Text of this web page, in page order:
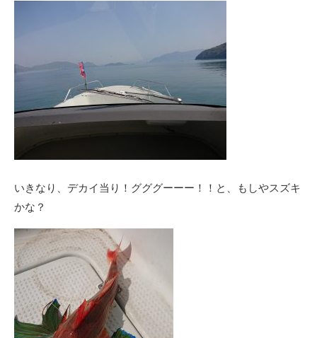
いきなり、デカイ当り！グググーーー！！と、もしやスズキ
かな？